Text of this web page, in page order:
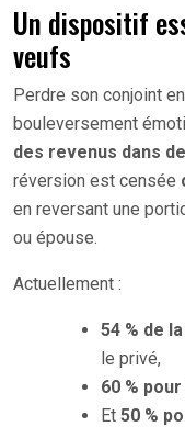
Un dispositif
veufs
Perdre son conjoint
bouleversement
des revenus dans
réversion est censée
en reversant une
ou épouse.
Actuellement :
54 % de
le privé,
60 %
Et 50 %